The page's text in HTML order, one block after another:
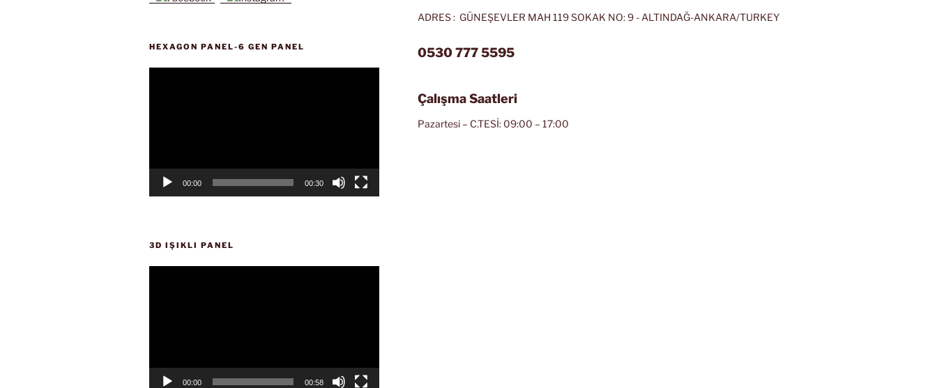
HEXAGON PANEL-6 GEN PANEL
00:00 00:30
3D IŞIKLI PANEL
00:00 00:58
ADRES : GÜNEŞEVLER MAH 119 SOKAK NO: 9 - ALTINDAĞ-ANKARA/TURKEY
0530 777 5595
Çalışma Saatleri
Pazartesi – C.TESİ: 09:00 – 17:00